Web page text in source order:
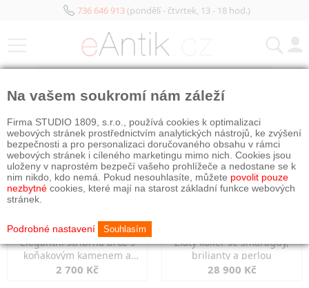
736 646 913(pondělí - čtvrtek, 13 - 18 hod.)
Elegantní stříbrná brož s
koňakovým kamenem a
markazity
2 700 Kč
Zlatý kolier se smaragdy,
brilianty a perlou
28 900 Kč
Na vašem soukromí nám záleží
Firma STUDIO 1809, s.r.o., používá cookies k optimalizaci
webových stránek prostřednictvím analytických nástrojů, ke zvýšení
bezpečnosti a pro personalizaci doručovaného obsahu v rámci
webových stránek i cíleného marketingu mimo nich. Cookies jsou
uloženy v naprostém bezpečí vašeho prohlížeče a nedostane se k
nim nikdo, kdo nemá. Pokud nesouhlasíte, můžete povolit pouze
nezbytné cookies, které mají na starost základní funkce webových
stránek.
Podrobné nastavení Souhlasím